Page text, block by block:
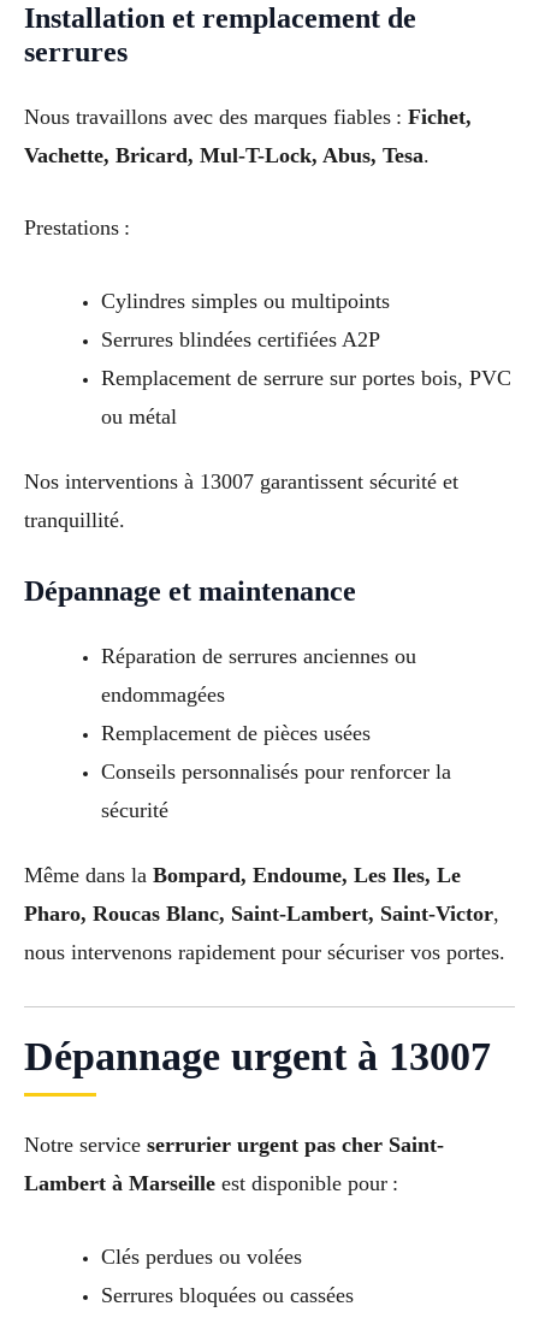
Installation et remplacement de
serrures
Nous travaillons avec des marques fiables : Fichet,
Vachette, Bricard, Mul-T-Lock, Abus, Tesa.
Prestations :
Cylindres simples ou multipoints
Serrures blindées certifiées A2P
Remplacement de serrure sur portes bois, PVC
ou métal
Nos interventions à 13007 garantissent sécurité et
tranquillité.
Dépannage et maintenance
Réparation de serrures anciennes ou
endommagées
Remplacement de pièces usées
Conseils personnalisés pour renforcer la
sécurité
Même dans la Bompard, Endoume, Les Iles, Le
Pharo, Roucas Blanc, Saint-Lambert, Saint-Victor,
nous intervenons rapidement pour sécuriser vos portes.
Dépannage urgent à 13007
Notre service serrurier urgent pas cher Saint-
Lambert à Marseille est disponible pour :
Clés perdues ou volées
Serrures bloquées ou cassées